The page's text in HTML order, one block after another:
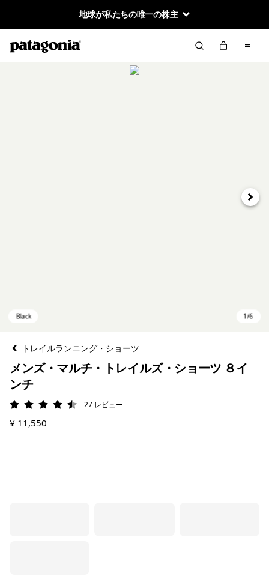
地球が私たちの唯一の株主
次へ
トレイルランニング・ショーツ
メンズ・マルチ・トレイルズ・ショーツ ８イ
ンチ
評価: 4.5 / 5
27 レビュー
¥ 11,550